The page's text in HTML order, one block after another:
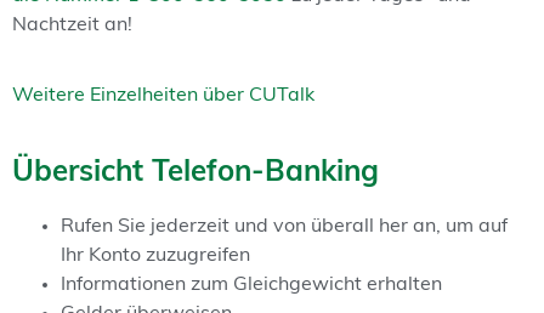
Nachtzeit an!
Weitere Einzelheiten über CUTalk
Übersicht Telefon-Banking
Rufen Sie jederzeit und von überall her an, um auf
Ihr Konto zuzugreifen
Informationen zum Gleichgewicht erhalten